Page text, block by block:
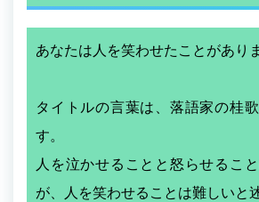
あなたは人を笑わせたことがあり
タイトルの言葉は、落語家の桂
す。
人を泣かせることと怒らせるこ
が、人を笑わせることは難しいと